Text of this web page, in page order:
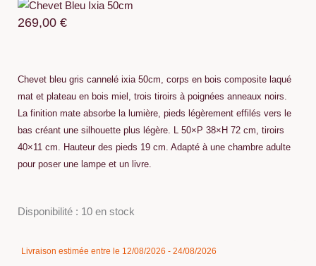
269,00 €
Chevet bleu gris cannelé ixia 50cm, corps en bois composite laqué
mat et plateau en bois miel, trois tiroirs à poignées anneaux noirs.
La finition mate absorbe la lumière, pieds légèrement effilés vers le
bas créant une silhouette plus légère. L 50×P 38×H 72 cm, tiroirs
40×11 cm. Hauteur des pieds 19 cm. Adapté à une chambre adulte
pour poser une lampe et un livre.
Disponibilité : 10 en stock
Livraison estimée entre le 12/08/2026 - 24/08/2026
quantité
Chevet